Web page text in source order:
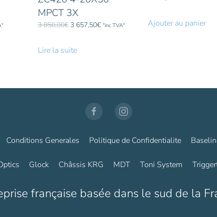
MPCT 3X
3 850,00€ Le
était :
3 657,50€Le"inc TVA"
Lire la suite
Ajouter au panier
Conditions Generales Politique de Confidentialite
Glock Châssis KRG MDT Toni System
française basée dans le sud de la